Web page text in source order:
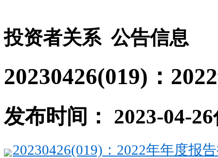
投资者关系 公告信息
20230426(019)：
发布时间： 2023-04-26
20230426(019)：2022年年度报